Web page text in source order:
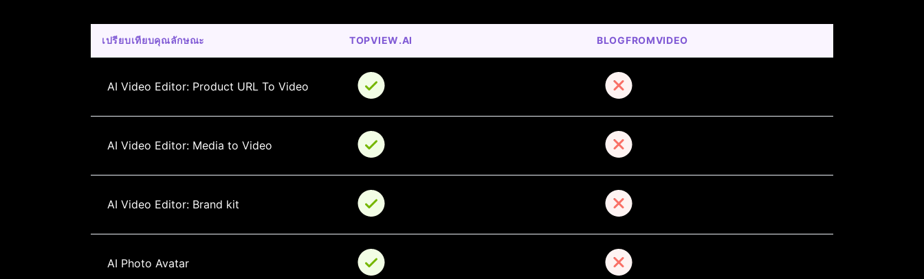
เปรียบเทียบคุณลักษณะ TOPVIEW.AI BLOGFROMVIDEO
AI Video Editor: Product URL To Video
AI Video Editor: Media to Video
AI Video Editor: Brand kit
AI Photo Avatar